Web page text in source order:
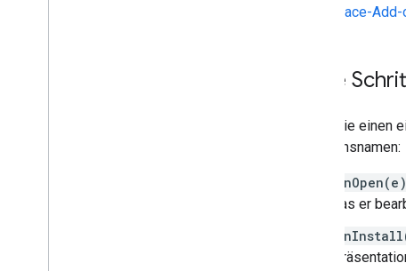
Workspace-
Erste
Wenn Sie
Funktionsnamen:
onOpen(e)
das er